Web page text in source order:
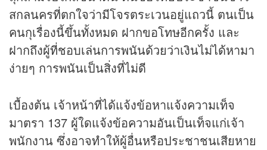
สกลนครที่ตกใจว่ามีโจรตระเวนอยู่แถวนี้ ตนเป็น
คนกุเรื่องนี้ขึ้นทั้งหมด ฝากขอโทษอีกครั้ง และ
ฝากถึงผู้ที่ชอบเล่นการพนันด้วยว่าเงินไม่ได้หามา
ง่ายๆ การพนันเป็นสิ่งที่ไม่ดี
เบื้องต้น เจ้าหน้าที่ได้แจ้งข้อหาแจ้งความเท็จ
มาตรา 137 ผู้ใดแจ้งข้อความอันเป็นเท็จแก่เจ้า
พนักงาน ซึ่งอาจทำให้ผู้อื่นหรือประชาชนเสียหาย